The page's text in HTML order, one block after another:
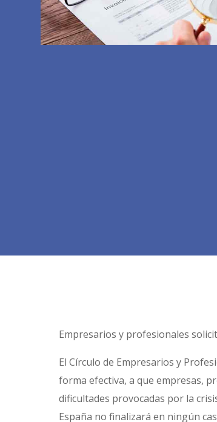
Empresarios y profesionales
El Círculo de Empresarios y
forma efectiva, a que empresas,
dificultades provocadas por la
España no finalizará en ningún